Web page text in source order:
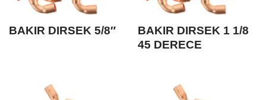
BAKIR DIRSEK 5/8″
BAKIR DIRSEK 1 1/8
45 DERECE